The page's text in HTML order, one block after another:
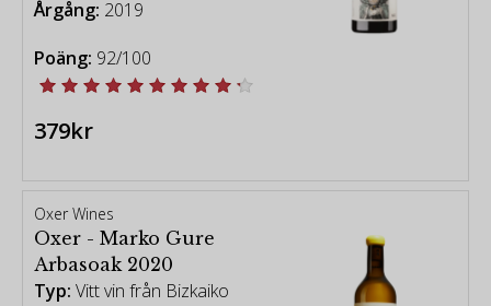
tillåten alkoholhalt på 11,5 procent för vita och 12
också och har traditionellt kallats ojo de gallo
(tuppens öga).
Årgång: 2019
Poäng: 92/100
379kr
Oxer Wines
Oxer - Marko Gure
Arbasoak 2020
Typ: Vitt vin från Bizkaiko